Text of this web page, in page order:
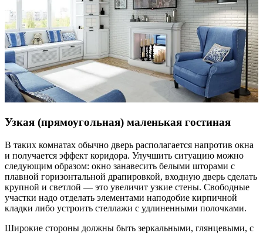
Узкая (прямоугольная) маленькая гостиная
В таких комнатах обычно дверь располагается напротив окна
и получается эффект коридора. Улучшить ситуацию можно
следующим образом: окно занавесить белыми шторами с
плавной горизонтальной драпировкой, входную дверь сделать
крупной и светлой — это увеличит узкие стены. Свободные
участки надо отделать элементами наподобие кирпичной
кладки либо устроить стеллажи с удлиненными полочками.
Широкие стороны должны быть зеркальными, глянцевыми, с